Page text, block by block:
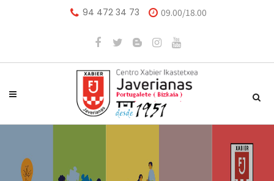
94 472 34 73 09.00/18.00